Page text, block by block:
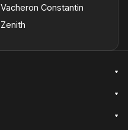
Vacheron Constantin
Zenith